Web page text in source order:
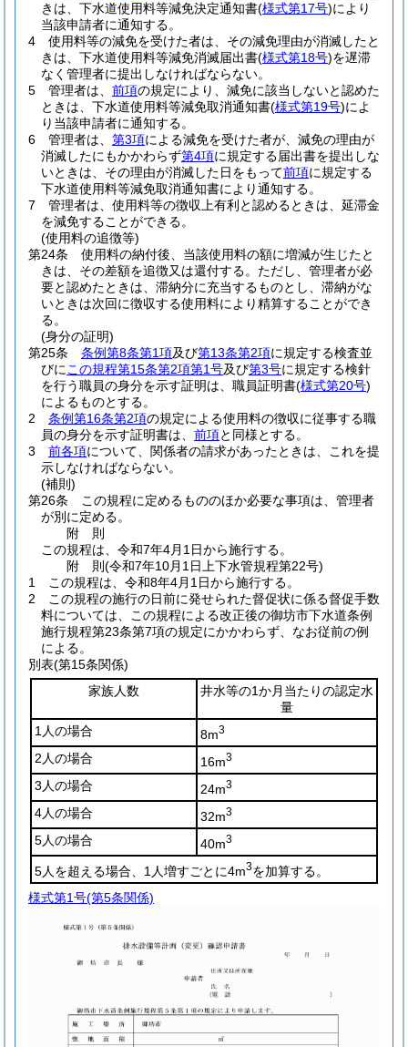
きは、下水道使用料等減免決定通知書(様式第17号)により
当該申請者に通知する。
4
使用料等の減免を受けた者は、その減免理由が消滅したと
きは、下水道使用料等減免消滅届出書(様式第18号)を遅滞
なく管理者に提出しなければならない。
5
管理者は、 前項の規定により、減免に該当しないと認めた
ときは、下水道使用料等減免取消通知書(様式第19号)によ
り当該申請者に通知する。
6
管理者は、 第3項による減免を受けた者が、減免の理由が
消滅したにもかかわらず第4項に規定する届出書を提出しな
いときは、その理由が消滅した日をもって前項に規定する
下水道使用料等減免取消通知書により通知する。
7
管理者は、使用料等の徴収上有利と認めるときは、延滞金
を減免することができる。
(使用料の追徴等)
第24条
使用料の納付後、当該使用料の額に増減が生じたと
きは、その差額を追徴又は還付する。 ただし、管理者が必
要と認めたときは、滞納分に充当するものとし、滞納がな
いときは次回に徴収する使用料により精算することができ
る。
(身分の証明)
第25条
条例第8条第1項及び第13条第2項に規定する検査並
びに この規程第15条第2項第1号及び第3号に規定する検針
を行う職員の身分を示す証明は、職員証明書(様式第20号)
によるものとする。
2
条例第16条第2項の規定による使用料の徴収に従事する職
員の身分を示す証明書は、 前項と同様とする。
3
前各項について、関係者の請求があったときは、これを提
示しなければならない。
(補則)
第26条
この規程に定めるもののほか必要な事項は、管理者
が別に定める。
附 則
この規程は、令和7年4月1日から施行する。
附 則(令和7年10月1日 上下水管規程第22号)
1
この規程は、令和8年4月1日から施行する。
2
この規程の施行の日前に発せられた督促状に係る督促手数
料については、この規程による改正後の御坊市下水道条例
施行規程第23条第7項の規定にかかわらず、なお従前の例
による。
別表(第15条関係)
家族人数
井水等の1か月当たりの認定水
量
1人の場合
8m3
2人の場合 16m3
3人の場合 24m3
4人の場合 32m3
5人の場合 40m3
5人を超える場合、1人増すごとに4m3を加算する。
様式第1号(第5条関係)